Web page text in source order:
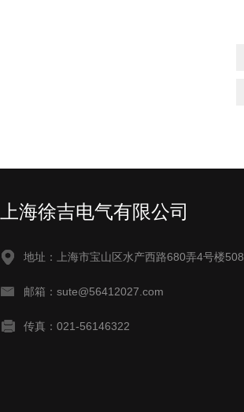
上海徐吉电气有限公司
地址：上海市宝山区水产西路680弄4号楼508
邮箱：sute@56412027.com
传真：021-56146322